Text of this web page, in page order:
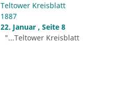
Teltower Kreisblatt
1887
22. Januar , Seite 8
"...Teltower Kreisblatt